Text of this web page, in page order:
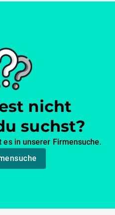
nicht
suchst?
in unserer Firmensuche.